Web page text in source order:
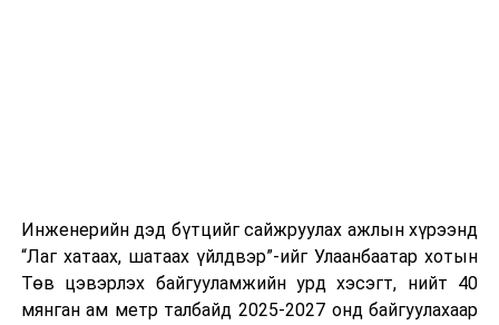
өдөр тутмын ажлын бэлэн байдлыг хангах зэрэг
практик ур чадварыг сургалтын хөтөлбөрт тусгажээ.
Сургалтыг танилцуулах лекц, асуулт-хариулт,
Инженерийн дэд бүтцийг сайжруулах ажлын хүрээнд
“Лаг хатаах, шатаах үйлдвэр”-ийг Улаанбаатар хотын
Төв цэвэрлэх байгууламжийн урд хэсэгт, нийт 40
мянган ам метр талбайд 2025-2027 онд байгуулахаар